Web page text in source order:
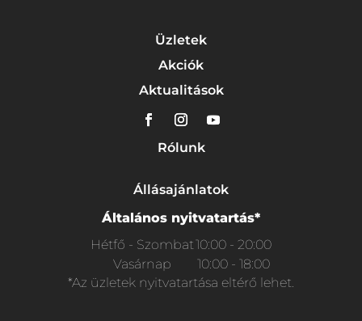
Üzletek
Akciók
Aktualitások
Rólunk
Állásajánlatok
Általános nyitvatartás*
Hétfő - Szombat10:00 - 20:00
Vasárnap
10:00 - 18:00
*Az üzletek nyitvatartása eltérő lehet.